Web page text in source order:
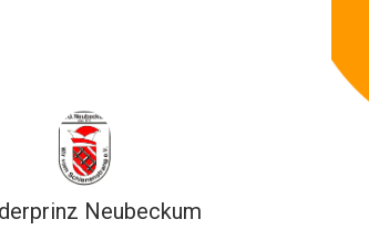
Neubeckum